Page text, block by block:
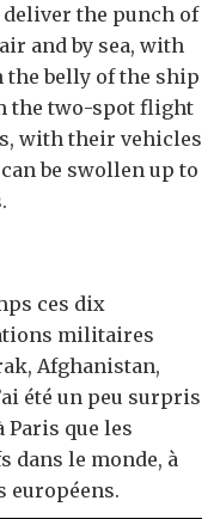
the punch of
and by sea, with
belly of the ship
the two-spot flight
with their vehicles
be swollen up to
ces dix
militaires
Afghanistan,
été un peu surpris
Paris que les
dans le monde, à
européens.